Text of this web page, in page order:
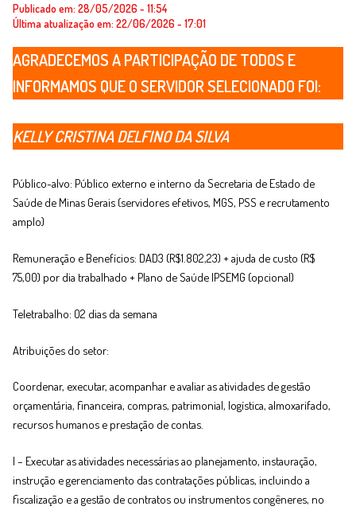
Publicado em: 28/05/2026 - 11:54
Última atualização em: 22/06/2026 - 17:01
AGRADECEMOS A PARTICIPAÇÃO DE TODOS E
INFORMAMOS QUE O SERVIDOR SELECIONADO FOI:
KELLY CRISTINA DELFINO DA SILVA
Público-alvo: Público externo e interno da Secretaria de Estado de
Saúde de Minas Gerais (servidores efetivos, MGS, PSS e recrutamento
amplo)
Remuneração e Benefícios: DAD3 (R$1.802,23) + ajuda de custo (R$
75,00) por dia trabalhado + Plano de Saúde IPSEMG (opcional)
Teletrabalho: 02 dias da semana
Atribuições do setor:
Coordenar, executar, acompanhar e avaliar as atividades de gestão
orçamentária, financeira, compras, patrimonial, logística, almoxarifado,
recursos humanos e prestação de contas.
I – Executar as atividades necessárias ao planejamento, instauração,
instrução e gerenciamento das contratações públicas, incluindo a
fiscalização e a gestão de contratos ou instrumentos congêneres, no